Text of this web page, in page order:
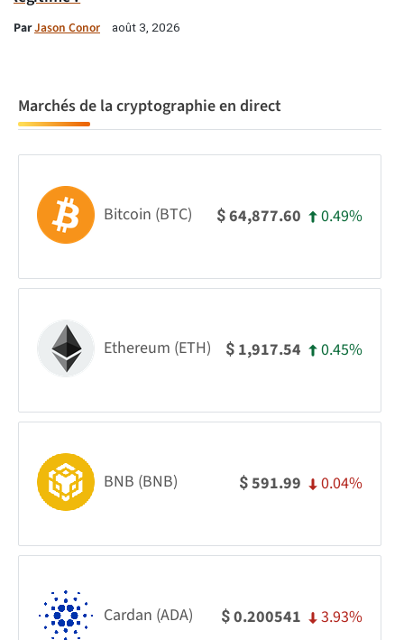
ParJason Conor août 3, 2026
Marchés de la cryptographie en direct
Bitcoin (BTC) $64,877.60 0.49%
Ethereum (ETH) $ 1,917.54 0.45%
BNB (BNB) $591.99 0.04%
Cardan (ADA) $0.200541 3.93%